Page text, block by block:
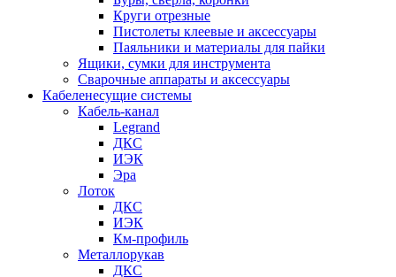
Круги отрезные
Пистолеты клеевые и аксессуары
Паяльники и материалы для пайки
Ящики, сумки для инструмента
Сварочные аппараты и аксессуары
Кабеленесущие системы
Кабель-канал
Legrand
ДКС
ИЭК
Эра
Лоток
ДКС
ИЭК
Км-профиль
Металлорукав
ДКС